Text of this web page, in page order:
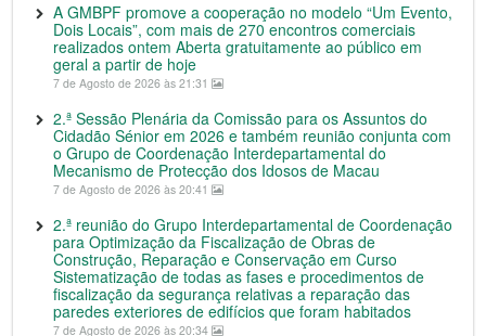
A GMBPF promove a cooperação no modelo “Um Evento,
Dois Locais”, com mais de 270 encontros comerciais
realizados ontem Aberta gratuitamente ao público em
geral a partir de hoje
7 de Agosto de 2026 às 21:31
2.ª Sessão Plenária da Comissão para os Assuntos do
Cidadão Sénior em 2026 e também reunião conjunta com
o Grupo de Coordenação Interdepartamental do
Mecanismo de Protecção dos Idosos de Macau
7 de Agosto de 2026 às 20:41
2.ª reunião do Grupo Interdepartamental de Coordenação
para Optimização da Fiscalização de Obras de
Construção, Reparação e Conservação em Curso
Sistematização de todas as fases e procedimentos de
fiscalização da segurança relativas a reparação das
paredes exteriores de edifícios que foram habitados
7 de Agosto de 2026 às 20:34